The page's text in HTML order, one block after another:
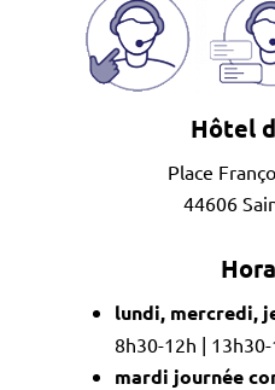
Hôtel
Place
44606
lundi, mercredi,
8h30-12h |
mardi journée